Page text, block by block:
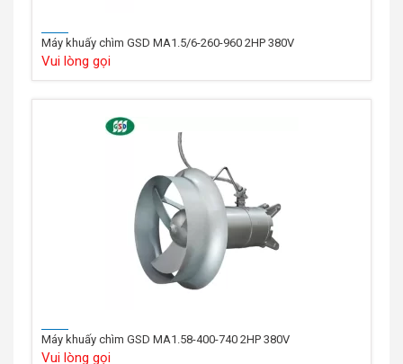
Máy khuấy chìm GSD MA1.5/6-260-960 2HP 380V
Vui lòng gọi
Máy khuấy chìm GSD MA1.58-400-740 2HP 380V
Vui lòng gọi